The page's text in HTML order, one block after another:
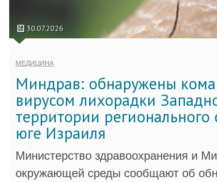
30.07.2026
МЕДИЦИНА
Миндрав: обнаружены
вирусом лихорадки
территории регионального
юге Израиля
Министерство здравоохранения и
окружающей среды сообщают об